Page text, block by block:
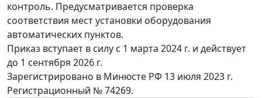
контроль. Предусматривается проверка
соответствия мест установки оборудования
автоматических пунктов.
Приказ вступает в силу с 1 марта 2024 г. и действует
до 1 сентября 2026 г.
Зарегистрировано в Минюсте РФ 13 июля 2023 г.
Регистрационный № 74269.